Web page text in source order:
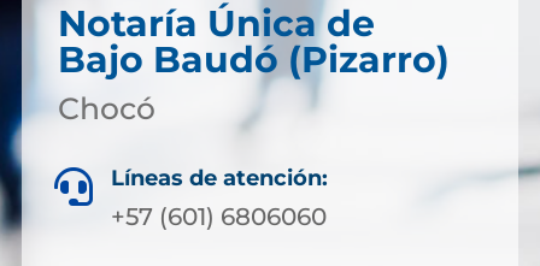
Notaría Única de
Bajo Baudó (Pizarro)
Chocó
 Líneas de atención:
+57 (601) 6806060